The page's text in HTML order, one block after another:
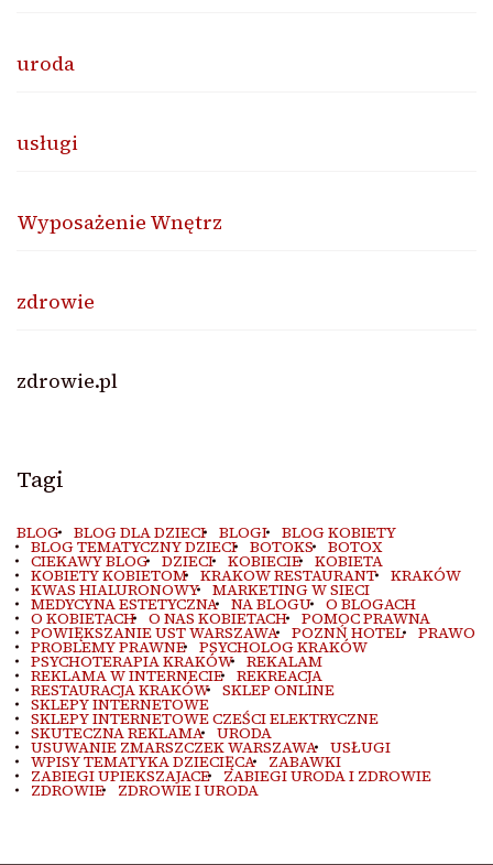
uroda
usługi
Wyposażenie Wnętrz
zdrowie
zdrowie.pl
Tagi
BLOG BLOG DLA DZIECI BLOGI BLOG KOBIETY
BLOG TEMATYCZNY DZIECI BOTOKS BOTOX
CIEKAWY BLOG DZIECI KOBIECIE KOBIETA
KOBIETY KOBIETOM KRAKOW RESTAURANT KRAKÓW
KWAS HIALURONOWY MARKETING W SIECI
MEDYCYNA ESTETYCZNA NA BLOGU O BLOGACH
O KOBIETACH O NAS KOBIETACH POMOC PRAWNA
POWIĘKSZANIE UST WARSZAWA POZNŃ HOTEL PRAWO
PROBLEMY PRAWNE PSYCHOLOG KRAKÓW
PSYCHOTERAPIA KRAKÓW REKALAM
REKLAMA W INTERNECIE REKREACJA
RESTAURACJA KRAKÓW SKLEP ONLINE
SKLEPY INTERNETOWE
SKLEPY INTERNETOWE CZEŚCI ELEKTRYCZNE
SKUTECZNA REKLAMA URODA
USUWANIE ZMARSZCZEK WARSZAWA USŁUGI
WPISY TEMATYKA DZIECIĘCA ZABAWKI
ZABIEGI UPIEKSZAJACE ZABIEGI URODA I ZDROWIE
ZDROWIE ZDROWIE I URODA